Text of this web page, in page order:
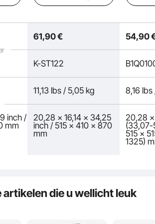
TPR-wielen, zorgt onze trolley voor een soepele en
de zwenkwielen zijn voorzien van remmen die zorgen
in elke positie. Hoog draagvermogen en stabiliteit.
x
serveerwagen voor
voor ziekenhuizen,
61,90€ 54,90
K-ST122
11,13 lbs / 5,05 kg 8,16
inch /
mm
20,28 x 16,14 x 34,25
inch / 515 x 410 x 870
mm
20,28
(33,07-
515 x
1325)
die u wellicht leuk